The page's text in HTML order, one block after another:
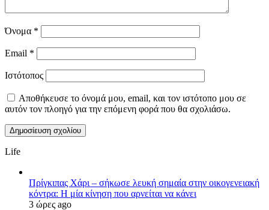
Όνομα *
Email *
Ιστότοπος
Αποθήκευσε το όνομά μου, email, και τον ιστότοπο μου σε
αυτόν τον πλοηγό για την επόμενη φορά που θα σχολιάσω.
Life
Πρίγκιπας Χάρι – σήκωσε λευκή σημαία στην οικογενειακή
κόντρα: Η μία κίνηση που αρνείται να κάνει
3 ώρες ago